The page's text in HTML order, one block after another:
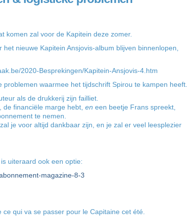
komen zal voor de Kapitein deze zomer.
het nieuwe Kapitein Ansjovis-album blijven binnenlopen,
2020-Besprekingen/Kapitein-Ansjovis-4.htm
problemen waarmee het tijdschrift Spirou te kampen heeft.
als de drukkerij zijn failliet.
financiële marge hebt, en een beetje Frans spreekt,
te nemen.
je voor altijd dankbaar zijn, en je zal er veel leesplezier
uiteraard ook een optie:
magazine-8-3
qui va se passer pour le Capitaine cet été.